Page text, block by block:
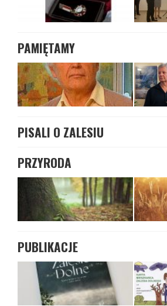
PAMIĘTAMY
PISALI O ZALESIU
PRZYRODA
PUBLIKACJE